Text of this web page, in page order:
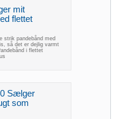
mit
flettet
strik pandebånd med
så det er dejlig varmt
i flettet
Sælger
som